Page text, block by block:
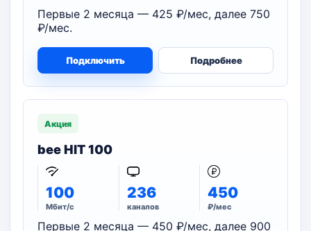
Первые 2 месяца — 425 ₽/мес, далее 750
₽/мес.
Подключить Подробнее
Акция
bee HIT 100
100
Мбит/с
236
каналов
450
₽/мес
Первые 2 месяца — 450 ₽/мес, далее 900